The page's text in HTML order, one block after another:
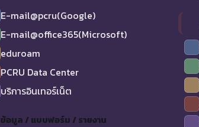
E-mail@pcru(Google)
E-mail@office365(Microsoft)
eduroam
PCRU Data Center
บริการอินเทอร์เน็ต
ข้อมูล / แบบฟอร์ม / รายงาน